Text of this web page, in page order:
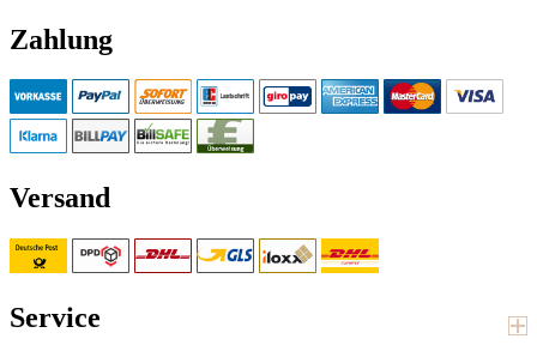
Zahlung
Versand
Service